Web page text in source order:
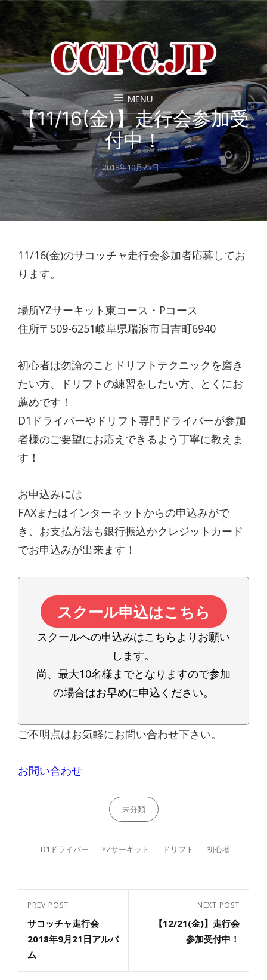
MENU
【11/16(金)】走行会参加受
付中！
Posted
on
2018年10月25日
11/16(金)のサコッチャ走行会参加者応募してお
ります。
場所YZサーキット東コース・Pコース
住所〒509-6251岐阜県瑞浪市日吉町6940
初心者は勿論のことドリフトテクニックを磨き
たい方、ドリフトの練習をしたい方、とくにお
薦めです！
D1ドライバーやドリフト専門ドライバーが参加
者様のご要望にお応えできるよう丁寧に教えま
す！
お申込みには
FAXまたはインターネットからの申込みがで
き、お支払方法も銀行振込かクレジットカード
でお申込みが出来ます！
スクール申込はこちら
スクールへの申込みはこちらよりお願い
します。
尚、最大10名様までとなりますので参加
の場合はお早めに申込ください。
ご不明点はお気軽にお問い合わせ下さい。
お問い合わせ
Categories
未分類
Tags,
D1ドライバー YZサーキット ドリフト 初心者
投
稿
ナ
ビ
ゲ
Previous
Post
PREV POST
サコッチャ走行会
2018年9月21日アルバ
ム
Post
NEXT POST
【12/21(金)】走行会
参加受付中！